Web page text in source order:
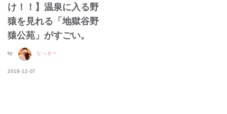
け！！】温泉に入る野
猿を見れる「地獄谷野
猿公苑」がすごい。
by なっきー
2018-12-07